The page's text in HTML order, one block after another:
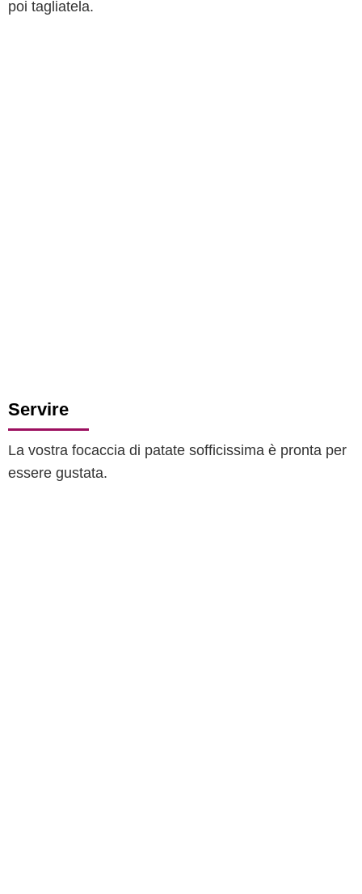
poi tagliatela.
Servire
La vostra focaccia di patate sofficissima è pronta per
essere gustata.